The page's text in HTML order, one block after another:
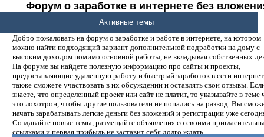
Форум о заработке в интернете без
денег.
Добро пожаловать на форум о заработке и работе в интернете, на котором
можно найти подходящий вариант дополнительной подработки на дому с
высоким доходом помимо основной работы, не вкладывая собственных
На форуме вы найдете полезную информацию про сайты и проекты,
предоставляющие удаленную работу и быстрый заработок в сети
также сможете участвовать в их обсуждении и оставлять свои отзывы.
знаете, что определенный проект или сайт не платит, то указывайте в теме
это лохотрон, чтобы другие пользователи не попались на развод. Вы
начать зарабатывать легкие деньги без вложений и регистрации уже
Создавайте новые темы, размещайте объявления со своими
ссылками и первая прибыль не заставит себя долго ждать.
Активные темы